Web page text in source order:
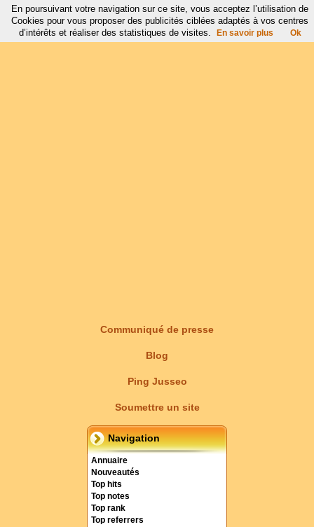
Communiqué de presse
Blog
Ping Jusseo
Soumettre un site
Navigation
Annuaire
Nouveautés
Top hits
Top notes
Top rank
Top referrers
En poursuivant votre navigation sur ce site, vous acceptez l’utilisation de
Cookies pour vous proposer des publicités ciblées adaptés à vos centres
d’intérêts et réaliser des statistiques de visites.
En savoir plus Ok